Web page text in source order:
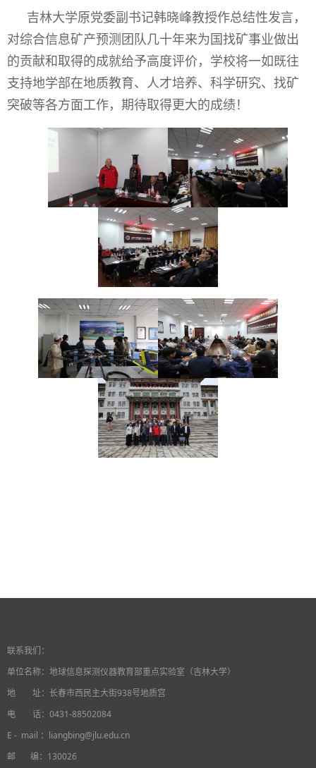
吉林大学原党委副书记韩晓峰教授作总结性发言，
对综合信息矿产预测团队几十年来为国找矿事业做出
的贡献和取得的成就给予高度评价，学校将一如既往
支持地学部在地质教育、人才培养、科学研究、找矿
突破等各方面工作，期待取得更大的成绩！
联系我们：
单位名称： 地球信息探测仪器教育部重点实验室（吉林大学）
地 址：长春市西民主大街938号地质宫
电 话：0431-88502084
E - mail ：liangbing@jlu.edu.cn
邮 编：130026